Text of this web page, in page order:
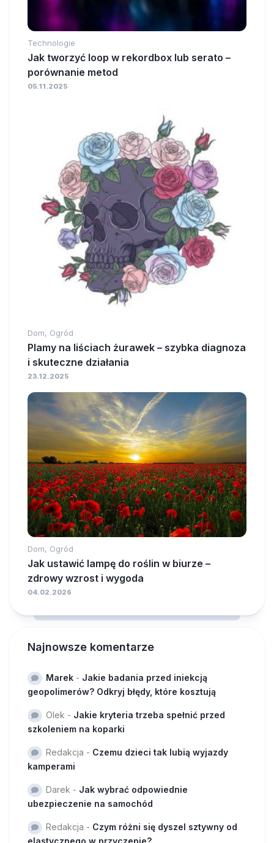
Technologie
Jak tworzyć loop w rekordbox lub serato –
porównanie metod
05.11.2025
Dom, Ogród
Plamy na liściach żurawek – szybka diagnoza
i skuteczne działania
23.12.2025
Dom, Ogród
Jak ustawić lampę do roślin w biurze –
zdrowy wzrost i wygoda
04.02.2026
Najnowsze komentarze
Marek - Jakie badania przed iniekcją
geopolimerów? Odkryj błędy, które kosztują
Olek - Jakie kryteria trzeba spełnić przed
szkoleniem na koparki
Redakcja - Czemu dzieci tak lubią wyjazdy
kamperami
Darek - Jak wybrać odpowiednie
ubezpieczenie na samochód
Redakcja - Czym różni się dyszel sztywny od
elastycznego w przyczepie?